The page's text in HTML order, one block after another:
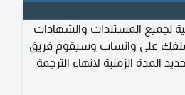
لجميع المستندات والشهادات
ملفك على واتساب وسيقوم فريق
الزمنية لانهاء الترجمة